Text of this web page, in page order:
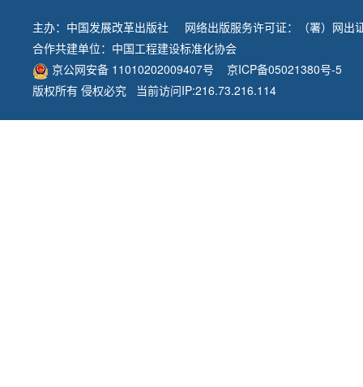
主办： 中国发展改革出版社
网络出版服务许可证：（署）网出
合作共建单位： 中国工程建设标准化协会
京公网安备 11010202009407号
京ICP备05021380号-5
版权所有 侵权必究 当前访问IP:216.73.216.114